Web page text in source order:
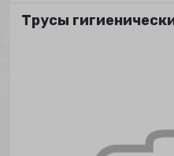
Трусы